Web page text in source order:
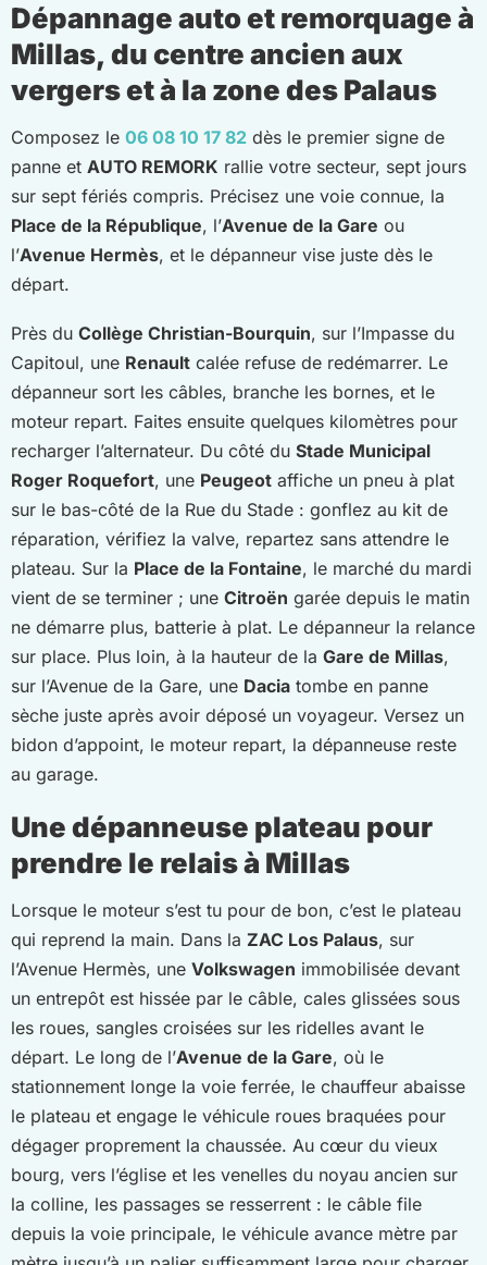
Dépannage auto et remorquage à
Millas, du centre ancien aux
vergers et à la zone des Palaus
Composez le 06 08 10 17 82 dès le premier signe de
panne et AUTO REMORK rallie votre secteur, sept jours
sur sept fériés compris. Précisez une voie connue, la
Place de la République, l’Avenue de la Gare ou
l’Avenue Hermès, et le dépanneur vise juste dès le
départ.
Près du Collège Christian-Bourquin, sur l’Impasse du
Capitoul, une Renault calée refuse de redémarrer. Le
dépanneur sort les câbles, branche les bornes, et le
moteur repart. Faites ensuite quelques kilomètres pour
recharger l’alternateur. Du côté du Stade Municipal
Roger Roquefort, une Peugeot affiche un pneu à plat
sur le bas-côté de la Rue du Stade : gonflez au kit de
réparation, vérifiez la valve, repartez sans attendre le
plateau. Sur la Place de la Fontaine, le marché du mardi
vient de se terminer ; une Citroën garée depuis le matin
ne démarre plus, batterie à plat. Le dépanneur la relance
sur place. Plus loin, à la hauteur de la Gare de Millas,
sur l’Avenue de la Gare, une Dacia tombe en panne
sèche juste après avoir déposé un voyageur. Versez un
bidon d’appoint, le moteur repart, la dépanneuse reste
au garage.
Une dépanneuse plateau pour
prendre le relais à Millas
Lorsque le moteur s’est tu pour de bon, c’est le plateau
qui reprend la main. Dans la ZAC Los Palaus, sur
l’Avenue Hermès, une Volkswagen immobilisée devant
un entrepôt est hissée par le câble, cales glissées sous
les roues, sangles croisées sur les ridelles avant le
départ. Le long de l’Avenue de la Gare, où le
stationnement longe la voie ferrée, le chauffeur abaisse
le plateau et engage le véhicule roues braquées pour
dégager proprement la chaussée. Au cœur du vieux
bourg, vers l’église et les venelles du noyau ancien sur
la colline, les passages se resserrent : le câble file
depuis la voie principale, le véhicule avance mètre par